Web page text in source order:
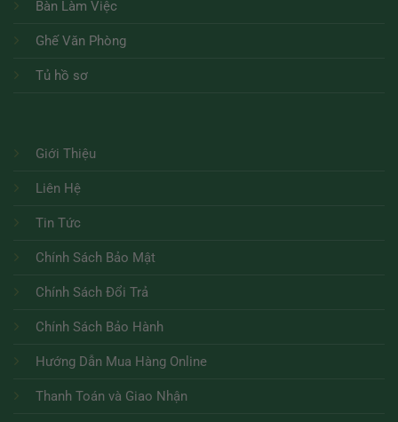
Bàn Làm Việc
Ghế Văn Phòng
Tủ hồ sơ
Giới Thiệu
Liên Hệ
Tin Tức
Chính Sách Bảo Mật
Chính Sách Đổi Trả
Chính Sách Bảo Hành
Hướng Dẫn Mua Hàng Online
Thanh Toán và Giao Nhận